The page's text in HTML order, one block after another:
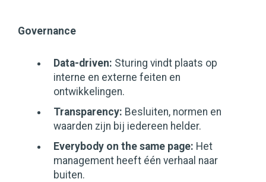
Governance
Data-driven: Sturing vindt plaats op
interne en externe feiten en
ontwikkelingen.
Transparency: Besluiten, normen en
waarden zijn bij iedereen helder.
Everybody on the same page: Het
management heeft één verhaal naar
buiten.